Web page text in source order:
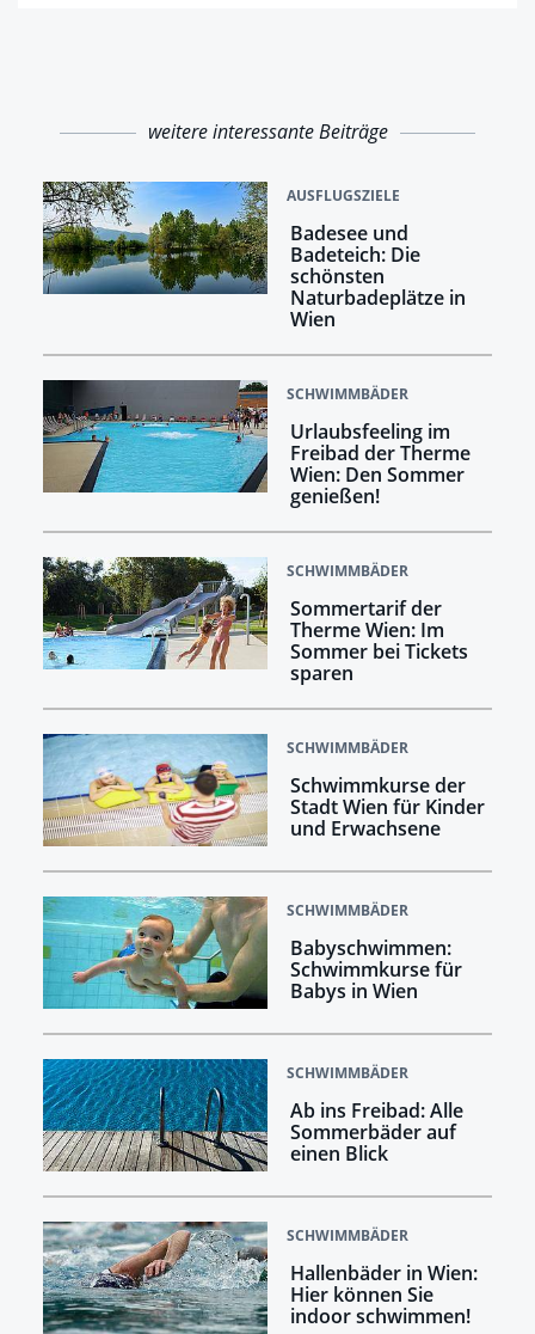
weitere interessante Beiträge
AUSFLUGSZIELE
Badesee und
Badeteich: Die
schönsten
Naturbadeplätze in
Wien
SCHWIMMBÄDER
Urlaubsfeeling im
Freibad der Therme
Wien: Den Sommer
genießen!
SCHWIMMBÄDER
Sommertarif der
Therme Wien: Im
Sommer bei Tickets
sparen
SCHWIMMBÄDER
Schwimmkurse der
Stadt Wien für Kinder
und Erwachsene
SCHWIMMBÄDER
Babyschwimmen:
Schwimmkurse für
Babys in Wien
SCHWIMMBÄDER
Ab ins Freibad: Alle
Sommerbäder auf
einen Blick
SCHWIMMBÄDER
Hallenbäder in Wien:
Hier können Sie
indoor schwimmen!